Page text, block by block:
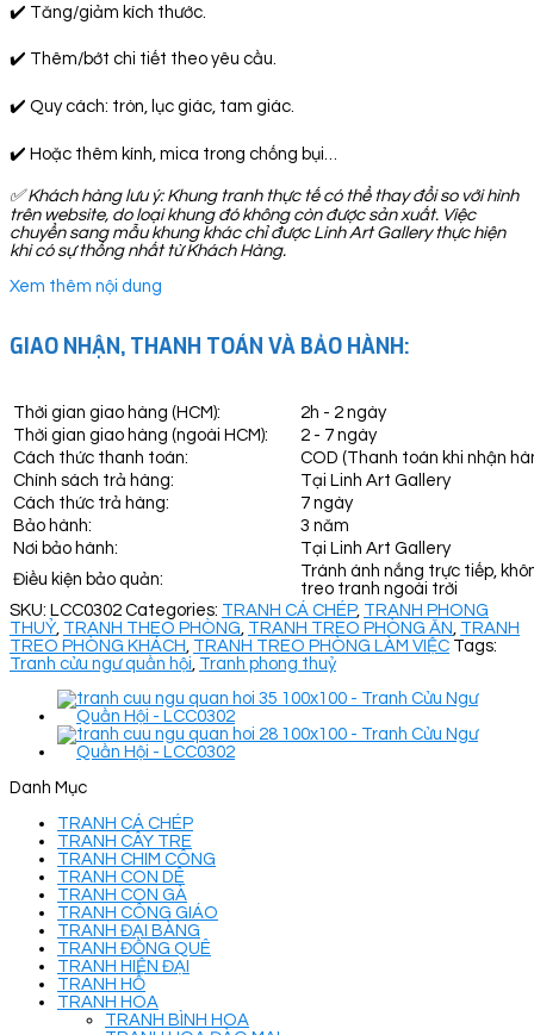
✔️ Tăng/giảm kích thước.
✔️ Thêm/bớt chi tiết theo yêu cầu.
✔️ Quy cách: tròn, lục giác, tam giác.
✔️ Hoặc thêm kính, mica trong chống bụi…
✅Khách hàng lưu ý: Khung tranh thực tế có thể thay đổi so với hình
trên website, do loại khung đó không còn được sản xuất. Việc
chuyển sang mẫu khung khác chỉ được Linh Art Gallery thực hiện
khi có sự thống nhất từ Khách Hàng.
Xem thêm nội dung
GIAO NHẬN, THANH TOÁN VÀ BẢO HÀNH:
Thời gian giao hàng (HCM):
2h - 2 ngày
Thời gian giao hàng (ngoài HCM):
2 - 7 ngày
Cách thức thanh toán:
COD (Thanh toán khi nhận
Chính sách trả hàng:
Tại Linh Art Gallery
Cách thức trả hàng:
7 ngày
Bảo hành:
3 năm
Nơi bảo hành:
Tại Linh Art Gallery
Điều kiện bảo quản:
Tránh ánh nắng trực tiếp,
treo tranh ngoài trời
SKU: LCC0302 Categories: TRANH CÁ CHÉP, TRANH PHONG
THUỶ TRANH THEO PHÒNG TRANH TREO PHÒNG ĂN TRANH
TREO PHÒNG KHÁCH TRANH TREO PHÒNG LÀM VIỆC Tags:
Tranh cửu ngư quần hội Tranh phong thuỷ
Danh Mục
TRANH CÁ CHÉP
TRANH CÂY TRE
TRANH CHIM CÔNG
TRANH CON DÊ
TRANH CON GÀ
TRANH CÔNG GIÁO
TRANH ĐẠI BÀNG
TRANH ĐỒNG QUÊ
TRANH HIỆN ĐẠI
TRANH HỔ
TRANH HOA
TRANH BÌNH HOA